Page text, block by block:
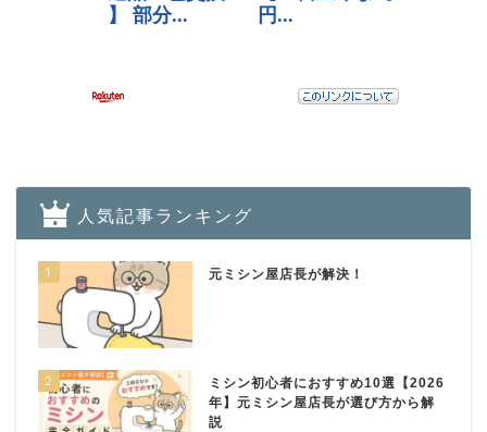
人気記事ランキング
1 元ミシン屋店長が解決！
2
ミシン初心者におすすめ10選【2026
年】元ミシン屋店長が選び方から解
説